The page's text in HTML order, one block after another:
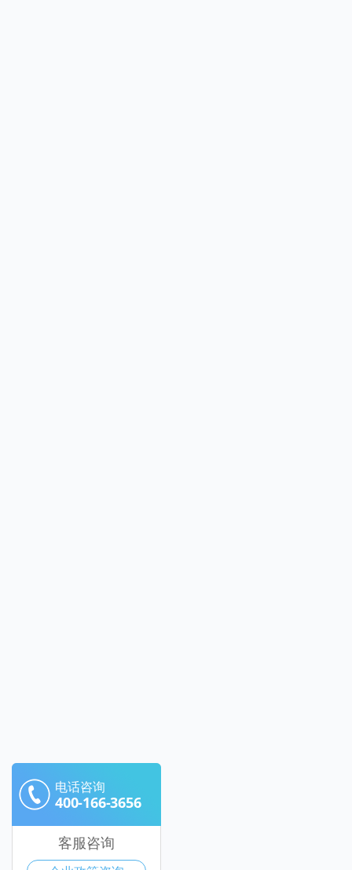
电话咨询
400-166-3656
客服咨询